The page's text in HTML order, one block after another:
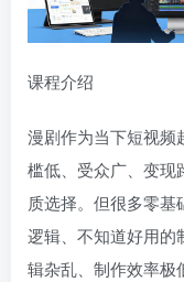
课程介绍
漫剧作为当下短视频
槛低、受众广、变现
质选择。但很多零
逻辑、不知道好用的
辑杂乱、制作效率极